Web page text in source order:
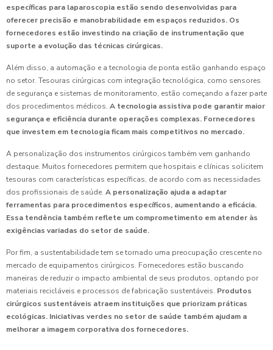
específicas para laparoscopia estão sendo desenvolvidas para
oferecer precisão e manobrabilidade em espaços reduzidos. Os
fornecedores estão investindo na criação de instrumentação que
suporte a evolução das técnicas cirúrgicas.
Além disso, a automação e a tecnologia de ponta estão ganhando espaço
no setor. Tesouras cirúrgicas com integração tecnológica, como sensores
de segurança e sistemas de monitoramento, estão começando a fazer parte
dos procedimentos médicos. A tecnologia assistiva pode garantir maior
segurança e eficiência durante operações complexas. Fornecedores
que investem em tecnologia ficam mais competitivos no mercado.
A personalização dos instrumentos cirúrgicos também vem ganhando
destaque. Muitos fornecedores permitem que hospitais e clínicas solicitem
tesouras com características específicas, de acordo com as necessidades
dos profissionais de saúde. A personalização ajuda a adaptar
ferramentas para procedimentos específicos, aumentando a eficácia.
Essa tendência também reflete um comprometimento em atender às
exigências variadas do setor de saúde.
Por fim, a sustentabilidade tem se tornado uma preocupação crescente no
mercado de equipamentos cirúrgicos. Fornecedores estão buscando
maneiras de reduzir o impacto ambiental de seus produtos, optando por
materiais recicláveis e processos de fabricação sustentáveis. Produtos
cirúrgicos sustentáveis atraem instituições que priorizam práticas
ecológicas. Iniciativas verdes no setor de saúde também ajudam a
melhorar a imagem corporativa dos fornecedores.